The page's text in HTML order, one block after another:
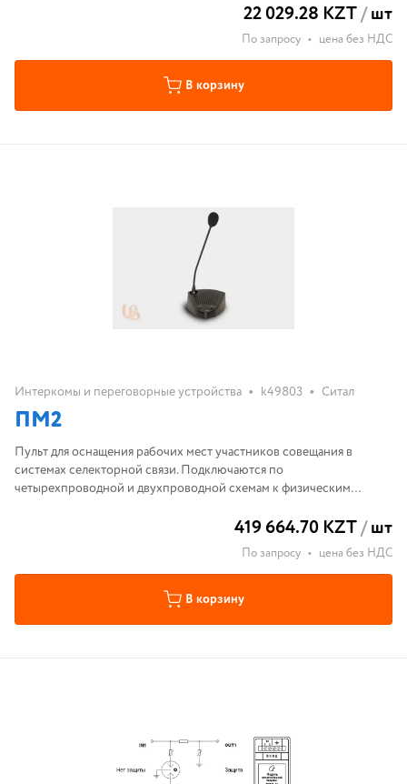
22 029.28 KZT/шт
По запросу • цена без НДС
В корзину
Интеркомы и переговорные устройства • k49803 • Ситал
ПМ2
Пульт для оснащения рабочих мест участников совещания в
системах селекторной связи. Подключаются по
четырехпроводной и двухпроводной схемам к физическим
419 664.70 KZT/шт
По запросу • цена без НДС
В корзину